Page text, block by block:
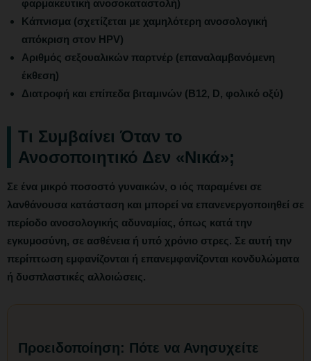
φαρμακευτική ανοσοκαταστολή)
Κάπνισμα (σχετίζεται με χαμηλότερη ανοσολογική
απόκριση στον HPV)
Αριθμός σεξουαλικών παρτνέρ (επαναλαμβανόμενη
έκθεση)
Διατροφή και επίπεδα βιταμινών (Β12, D, φολικό οξύ)
Τι Συμβαίνει Όταν το
Ανοσοποιητικό Δεν «Νικά»;
Σε ένα μικρό ποσοστό γυναικών, ο ιός παραμένει σε
λανθάνουσα κατάσταση και μπορεί να επανενεργοποιηθεί σε
περίοδο ανοσολογικής αδυναμίας, όπως κατά την
εγκυμοσύνη, σε ασθένεια ή υπό χρόνιο στρες. Σε αυτή την
περίπτωση εμφανίζονται ή επανεμφανίζονται κονδυλώματα
ή δυσπλαστικές αλλοιώσεις.
Προειδοποίηση: Πότε να Ανησυχείτε